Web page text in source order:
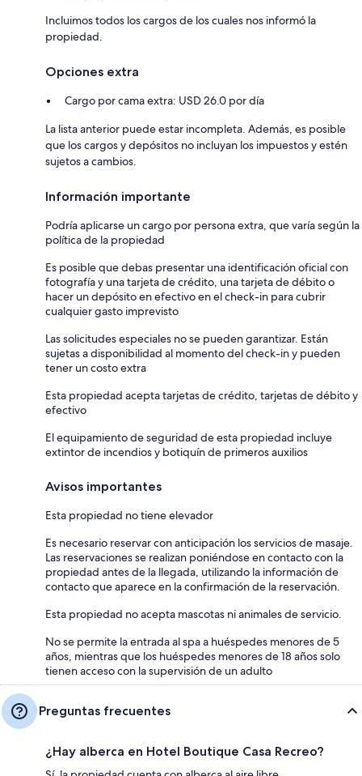
Incluimos todos los cargos de los cuales nos informó la
propiedad.
Opciones extra
Cargo por cama extra: USD 26.0 por día
La lista anterior puede estar incompleta. Además, es posible
que los cargos y depósitos no incluyan los impuestos y estén
sujetos a cambios.
Información importante
Podría aplicarse un cargo por persona extra, que varía según la
política de la propiedad
Es posible que debas presentar una identificación oficial con
fotografía y una tarjeta de crédito, una tarjeta de débito o
hacer un depósito en efectivo en el check-in para cubrir
cualquier gasto imprevisto
Las solicitudes especiales no se pueden garantizar. Están
sujetas a disponibilidad al momento del check-in y pueden
tener un costo extra
Esta propiedad acepta tarjetas de crédito, tarjetas de débito y
efectivo
El equipamiento de seguridad de esta propiedad incluye
extintor de incendios y botiquín de primeros auxilios
Avisos importantes
Esta propiedad no tiene elevador
Es necesario reservar con anticipación los servicios de masaje.
Las reservaciones se realizan poniéndose en contacto con la
propiedad antes de la llegada, utilizando la información de
contacto que aparece en la confirmación de la reservación.
Esta propiedad no acepta mascotas ni animales de servicio.
No se permite la entrada al spa a huéspedes menores de 5
años, mientras que los huéspedes menores de 18 años solo
tienen acceso con la supervisión de un adulto
Preguntas frecuentes
¿Hay alberca en Hotel Boutique Casa Recreo?